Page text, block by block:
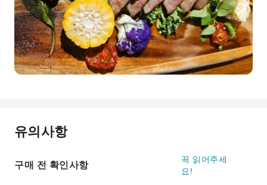
유의사항
구매 전 확인사항
꼭 읽어주세
요!